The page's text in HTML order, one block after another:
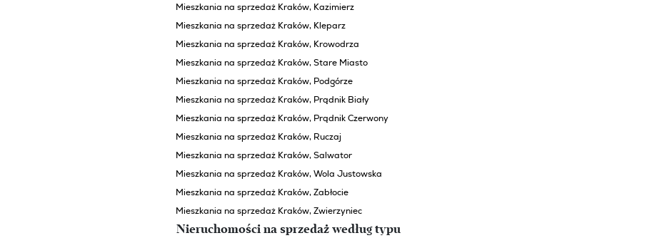
Mieszkania na sprzedaż Kraków, Kazimierz
Mieszkania na sprzedaż Kraków, Kleparz
Mieszkania na sprzedaż Kraków, Krowodrza
Mieszkania na sprzedaż Kraków, Stare Miasto
Mieszkania na sprzedaż Kraków, Podgórze
Mieszkania na sprzedaż Kraków, Prądnik Biały
Mieszkania na sprzedaż Kraków, Prądnik Czerwony
Mieszkania na sprzedaż Kraków, Ruczaj
Mieszkania na sprzedaż Kraków, Salwator
Mieszkania na sprzedaż Kraków, Wola Justowska
Mieszkania na sprzedaż Kraków, Zabłocie
Mieszkania na sprzedaż Kraków, Zwierzyniec
Nieruchomości na sprzedaż według typu